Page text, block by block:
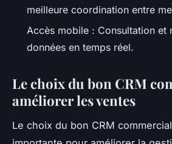
meilleure coordination entre
Accès mobile : Consultation et
données en temps réel.
Le choix du bon CRM
améliorer les ventes
Le choix du bon CRM